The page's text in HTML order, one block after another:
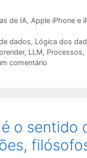
de IA, Apple iPhone e
dados, Lógica dos
, LLM, Processos,
comentário
o sentido